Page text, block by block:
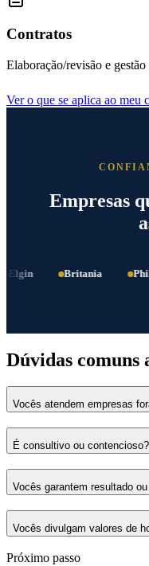
Contratos
Elaboração/revisão e
Ver o que se aplica ao meu
Empresas
Britania
Dúvidas comuns
Vocês atendem empresas
É consultivo ou contencioso?
Vocês garantem resultado
Vocês divulgam valores de
Próximo passo